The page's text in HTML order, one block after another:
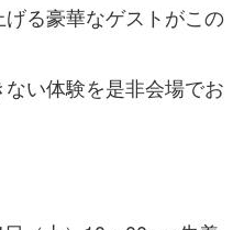
る豪華なゲストがこの
い体験を是非会場でお